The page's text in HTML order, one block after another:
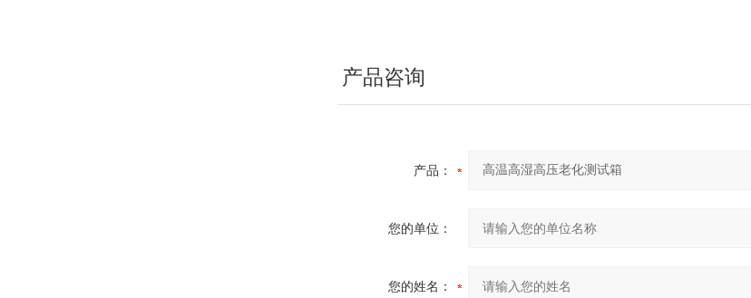
产品咨询
产品：
您的单位：
您的姓名：